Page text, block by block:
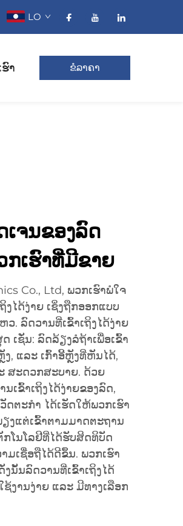
LO
າ ຂໍລາຄາ
ຈນຂອງລົດ
ກເຮົາທີ່ມີຂາຍ
Co., Ltd, ພວກເຮົາພໍໃຈ
ໄດ້ງ່າຍ ເຊິ່ງຖືກອອກແບບ
. ລົດວານທີ່ເຂົ້າເຖິງໄດ້ງ່າຍ
ເຊັ່ນ: ລົດລ້ຽງລໍຖ້າເພື່ອເຂົ້າ
ງ, ແລະ ເກົ້າອີ້ຫຼັງທີ່ຫັນໄດ້,
ສະດວກສະບາຍ. ດ້ວຍ
ເຂົ້າເຖິງໄດ້ງ່າຍຂອງລົດ,
ຕະກຳ ໄດ້ເຮັດໃຫ້ພວກເຮົາ
ງແຕ່ເຂົ້າຕາມມາດຕະຖານ
ໂນໂລຢີທີ່ໄດ້ຮັບສິດທິບັດ
ມເຊື່ອຖືໄດ້ດີຂຶ້ນ. ພວກເຮົາ
ນັ້ນລົດວານທີ່ເຂົ້າເຖິງໄດ້
ງານງ່າຍ ແລະ ມີທາງເລືອກ